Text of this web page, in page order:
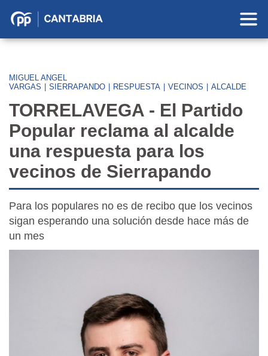
Partido
Cantabria
MIGUEL ANGEL
VARGAS
SIERRAPANDO RESPUESTA VECINOS ALCALDE
TORRELAVEGA - El Partido
Popular reclama al alcalde
una respuesta para los
vecinos de Sierrapando
Para los populares no es de recibo que los vecinos
sigan esperando una solución desde hace más de
un mes